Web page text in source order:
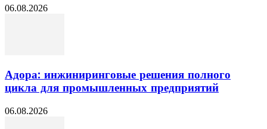
06.08.2026
Адора: инжиниринговые решения полного
цикла для промышленных предприятий
06.08.2026